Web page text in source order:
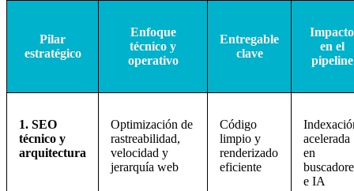
Pilar
estratégico
Enfoque
técnico y
operativo
Entregable
clave
Impacto
en el
pipeline
1. SEO
técnico y
arquitectura
Optimización de
rastreabilidad,
velocidad y
jerarquía web
Código
limpio y
renderizado
eficiente
acelerada
en
e IA